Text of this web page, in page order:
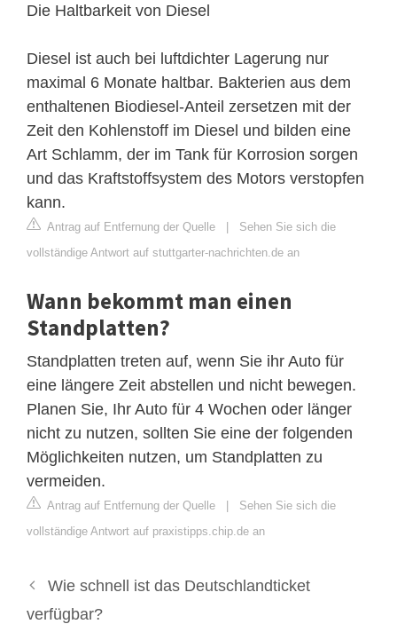
Die Haltbarkeit von Diesel
Diesel ist auch bei luftdichter Lagerung nur
maximal 6 Monate haltbar. Bakterien aus dem
enthaltenen Biodiesel-Anteil zersetzen mit der
Zeit den Kohlenstoff im Diesel und bilden eine
Art Schlamm, der im Tank für Korrosion sorgen
und das Kraftstoffsystem des Motors verstopfen
kann.
Antrag auf Entfernung der Quelle | Sehen Sie sich die
vollständige Antwort auf stuttgarter-nachrichten.de an
Wann bekommt man einen
Standplatten?
Standplatten treten auf, wenn Sie ihr Auto für
eine längere Zeit abstellen und nicht bewegen.
Planen Sie, Ihr Auto für 4 Wochen oder länger
nicht zu nutzen, sollten Sie eine der folgenden
Möglichkeiten nutzen, um Standplatten zu
vermeiden.
Antrag auf Entfernung der Quelle | Sehen Sie sich die
vollständige Antwort auf praxistipps.chip.de an
Wie schnell ist das Deutschlandticket
verfügbar?